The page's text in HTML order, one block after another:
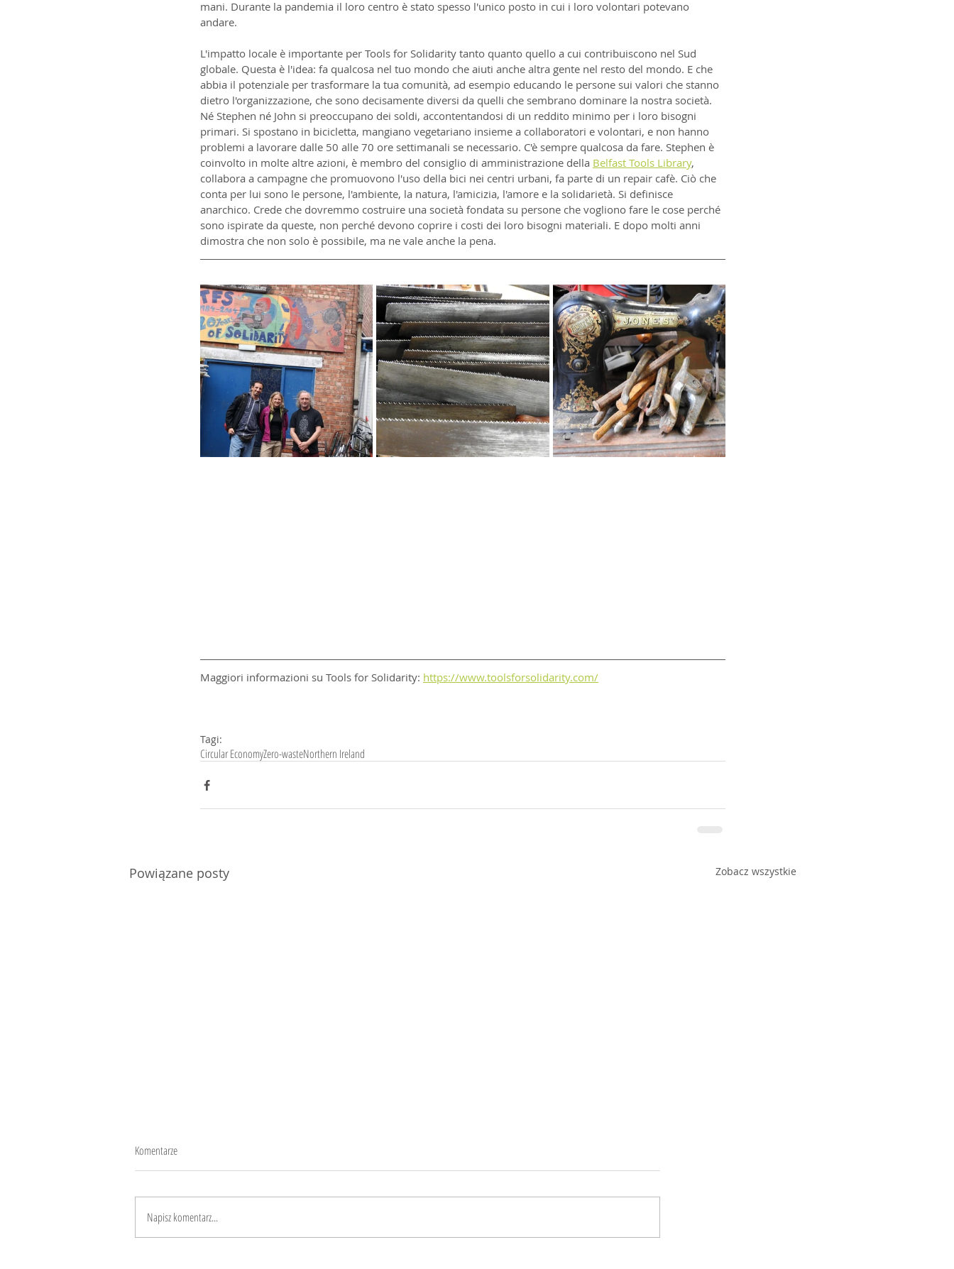
mani. Durante la pandemia il loro centro è stato spesso l'unico posto in cui i loro volontari potevano
andare.
L'impatto locale è importante per Tools for Solidarity tanto quanto quello a cui contribuiscono nel Sud
globale. Questa è l'idea: fa qualcosa nel tuo mondo che aiuti anche altra gente nel resto del mondo. E che
abbia il potenziale per trasformare la tua comunità, ad esempio educando le persone sui valori che stanno
dietro l'organizzazione, che sono decisamente diversi da quelli che sembrano dominare la nostra società.
Né Stephen né John si preoccupano dei soldi, accontentandosi di un reddito minimo per i loro bisogni
primari. Si spostano in bicicletta, mangiano vegetariano insieme a collaboratori e volontari, e non hanno
problemi a lavorare dalle 50 alle 70 ore settimanali se necessario. C'è sempre qualcosa da fare. Stephen è
coinvolto in molte altre azioni, è membro del consiglio di amministrazione della Belfast Tools Library,
collabora a campagne che promuovono l'uso della bici nei centri urbani, fa parte di un repair cafè. Ciò che
conta per lui sono le persone, l'ambiente, la natura, l'amicizia, l'amore e la solidarietà. Si definisce
anarchico. Crede che dovremmo costruire una società fondata su persone che vogliono fare le cose perché
sono ispirate da queste, non perché devono coprire i costi dei loro bisogni materiali. E dopo molti anni
dimostra che non solo è possibile, ma ne vale anche la pena.
Maggiori informazioni su Tools for Solidarity: https://www.toolsforsolidarity.com/
Tagi:
Circular EconomyZero-wasteNorthern Ireland
Powiązane posty Zobacz wszystkie
Carta dalla cacca Imparare rigiocando
Komentarze
Napisz komentarz...